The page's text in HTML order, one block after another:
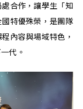
合作，讓學生「知
特優殊榮，是團隊
內容與場域特色，
代。